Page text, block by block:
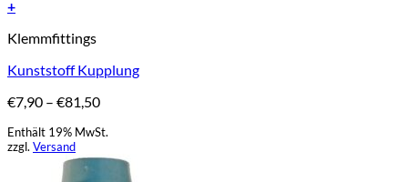
Produktseite
werden
+
Produkt
mehrere
auf.
Die
Optionen
Klemmfittings
Kunststoff Kupplung
€7,90 – €81,50Preisspanne:
bis
Enthält 19% MwSt.
zzgl. Versand